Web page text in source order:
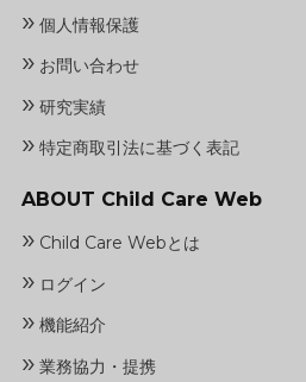
» 個人情報保護
» お問い合わせ
» 研究実績
» 特定商取引法に基づく表記
ABOUT Child Care Web
» Child Care Webとは
» ログイン
» 機能紹介
» 業務協力・提携